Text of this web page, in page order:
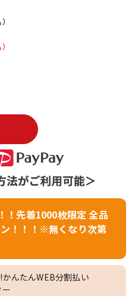
！先着1000枚限定 全品
！！！※無くなり次第
んたんWEB分割払い
ー